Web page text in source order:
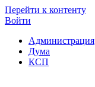
Перейти к контенту
Войти
Администрация
Дума
КСП